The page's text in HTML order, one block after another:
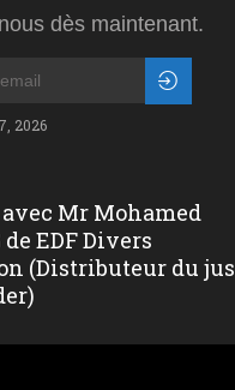
dès maintenant.
2026
Mr Mohamed
de EDF Divers
(Distributeur du jus